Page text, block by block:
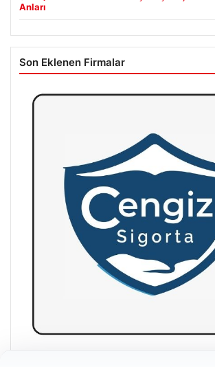
Anları
Son Eklenen Firmalar